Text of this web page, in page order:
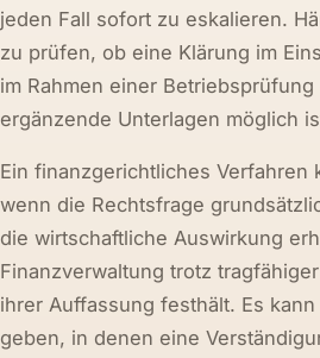
jeden Fall sofort zu eskalieren.
zu prüfen, ob eine Klärung im
im Rahmen einer
ergänzende Unterlagen möglich
Ein finanzgerichtliches Verfahren
wenn die Rechtsfrage
die wirtschaftliche Auswirkung
Finanzverwaltung trotz
ihrer Auffassung festhält. Es
geben, in denen eine